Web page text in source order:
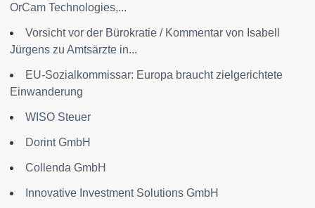
OrCam Technologies,...
Vorsicht vor der Bürokratie / Kommentar von Isabell
Jürgens zu Amtsärzte in...
EU-Sozialkommissar: Europa braucht zielgerichtete
Einwanderung
WISO Steuer
Dorint GmbH
Collenda GmbH
Innovative Investment Solutions GmbH